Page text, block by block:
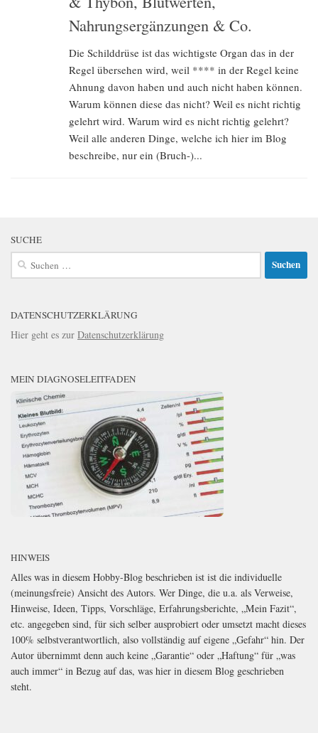
Nahrungsergänzungen & Co.
Die Schilddrüse ist das wichtigste Organ das in der
Regel übersehen wird, weil **** in der Regel keine
Ahnung davon haben und auch nicht haben können.
Warum können diese das nicht? Weil es nicht richtig
gelehrt wird. Warum wird es nicht richtig gelehrt?
Weil alle anderen Dinge, welche ich hier im Blog
beschreibe, nur ein (Bruch-)...
SUCHE
Suchen
DATENSCHUTZERKLÄRUNG
Hier geht es zur Datenschutzerklärung
MEIN DIAGNOSELEITFADEN
HINWEIS
Alles was in diesem Hobby-Blog beschrieben ist ist die individuelle
(meinungsfreie) Ansicht des Autors. Wer Dinge, die u.a. als Verweise,
Hinweise, Ideen, Tipps, Vorschläge, Erfahrungsberichte, „Mein Fazit“,
etc. angegeben sind, für sich selber ausprobiert oder umsetzt macht dieses
100% selbstverantwortlich, also vollständig auf eigene „Gefahr“ hin. Der
Autor übernimmt denn auch keine „Garantie“ oder „Haftung“ für „was
auch immer“ in Bezug auf das, was hier in diesem Blog geschrieben
steht.